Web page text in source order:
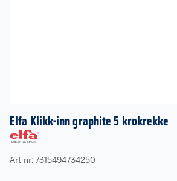
Elfa Klikk-inn graphite 5 krokrekke
Art nr: 7315494734250